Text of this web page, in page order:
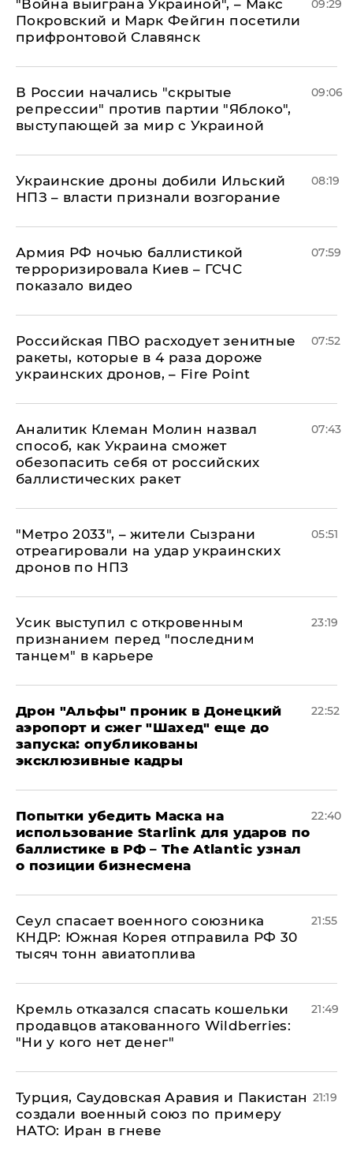
"Война выиграна Украиной", – Макс
Покровский и Марк Фейгин посетили
прифронтовой Славянск
09:29
В России начались "скрытые
репрессии" против партии "Яблоко",
выступающей за мир с Украиной
09:06
Украинские дроны добили Ильский
НПЗ – власти признали возгорание
08:19
Армия РФ ночью баллистикой
терроризировала Киев – ГСЧС
показало видео
07:59
Российская ПВО расходует зенитные
ракеты, которые в 4 раза дороже
украинских дронов, – Fire Point
07:52
Аналитик Клеман Молин назвал
способ, как Украина сможет
обезопасить себя от российских
баллистических ракет
07:43
"Метро 2033", – жители Сызрани
отреагировали на удар украинских
дронов по НПЗ
05:51
Усик выступил с откровенным
признанием перед "последним
танцем" в карьере
23:19
Дрон "Альфы" проник в Донецкий
аэропорт и сжег "Шахед" еще до
запуска: опубликованы
эксклюзивные кадры
22:52
Попытки убедить Маска на
использование Starlink для ударов по
баллистике в РФ – The Atlantic узнал
о позиции бизнесмена
22:40
​Сеул спасает военного союзника
КНДР: Южная Корея отправила РФ 30
тысяч тонн авиатоплива
21:55
Кремль отказался спасать кошельки
продавцов атакованного Wildberries:
"Ни у кого нет денег"
21:49
Турция, Саудовская Аравия и Пакистан
создали военный союз по примеру
НАТО: Иран в гневе
21:19